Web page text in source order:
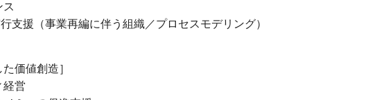
支援（事業再編に伴う組織／プロセスモデリング）
価値創造］
営